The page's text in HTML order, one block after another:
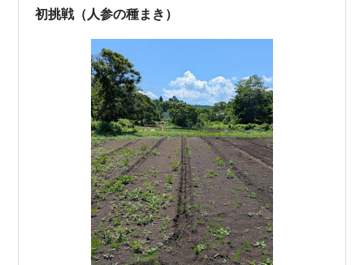
苗作りが収穫を左右する トマト栽培では、植え付け後の
初挑戦（人参の種まき）